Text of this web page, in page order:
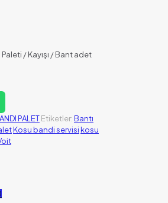
/ Kayışı / Bant adet
PALETEtiketler:Bantı
Kosu bandi servisikosu